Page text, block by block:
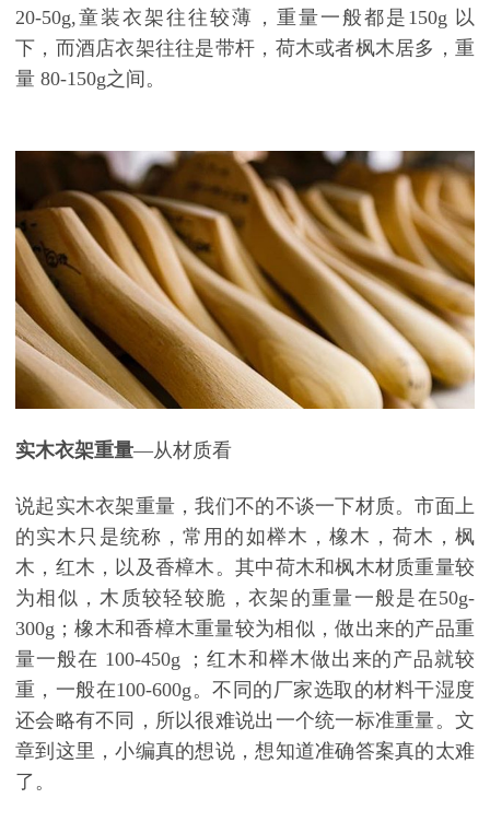
20-50g,童装衣架往往较薄，重量一般都是 150g 以
下，而酒店衣架往往是带杆，荷木或者枫木居多，重
量 80-150g之间。
实木衣架重量—从材质看
说起实木衣架重量，我们不的不谈一下材质。市面上
的实木只是统称，常用的如榉木，橡木，荷木，枫
木，红木，以及香樟木。其中荷木和枫木材质重量较
为相似，木质较轻较脆，衣架的重量一般是在50g-
300g ；橡木和香樟木重量较为相似，做出来的产品重
量一般在 100-450g
；红木和榉木做出来的产品就较
重，一般在100-600g。不同的厂家选取的材料干湿度
还会略有不同，所以很难说出一个统一标准重量。文
章到这里，小编真的想说，想知道准确答案真的太难
了。